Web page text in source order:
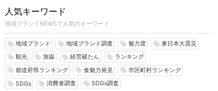
人気キーワード
地域ブランドNEWSで人気のキーワード
local_offer 地域ブランド local_offer 地域ブランド調査 local_offer 魅力度 local_offer 東日本大震災
local_offer 観光 local_offer 漁協 local_offer 経営破たん local_offer ランキング
local_offer 都道府県ランキング local_offer 食魅力発見 local_offer 市区町村ランキング
local_offer SDGs local_offer 消費者調査 local_offer SDGs調査